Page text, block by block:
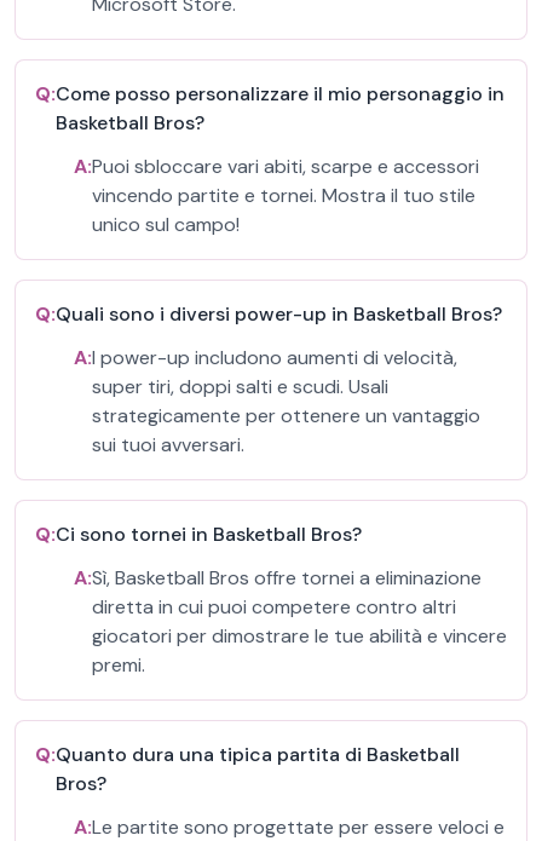
Q:Come posso personalizzare il mio personaggio in
Basketball Bros?
A:Puoi sbloccare vari abiti, scarpe e accessori
vincendo partite e tornei. Mostra il tuo stile
unico sul campo!
Q:Quali sono i diversi power-up in Basketball Bros?
A:I power-up includono aumenti di velocità,
super tiri, doppi salti e scudi. Usali
strategicamente per ottenere un vantaggio
sui tuoi avversari.
Q:Ci sono tornei in Basketball Bros?
A:Sì, Basketball Bros offre tornei a eliminazione
diretta in cui puoi competere contro altri
giocatori per dimostrare le tue abilità e vincere
premi.
Q:Quanto dura una tipica partita di Basketball
Bros?
A:Le partite sono progettate per essere veloci e